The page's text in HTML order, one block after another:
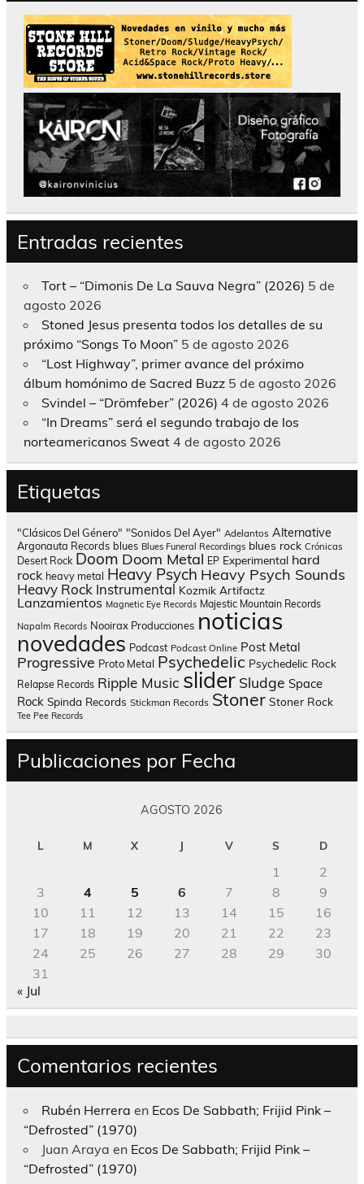
Entradas recientes
Tort – “Dimonis De La Sauva Negra” (2026) 5 de
agosto 2026
Stoned Jesus presenta todos los detalles de su
próximo “Songs To Moon” 5 de agosto 2026
“Lost Highway”, primer avance del próximo
álbum homónimo de Sacred Buzz 5 de agosto 2026
Svindel – “Drömfeber” (2026) 4 de agosto 2026
“In Dreams” será el segundo trabajo de los
norteamericanos Sweat 4 de agosto 2026
Etiquetas
"Clásicos Del Género" "Sonidos Del Ayer" Adelantos Alternative
Argonauta Records blues Blues Funeral Recordings blues rock Crónicas
Desert Rock Doom Doom Metal EP Experimental hard
rock heavy metal Heavy Psych Heavy Psych Sounds
Heavy Rock Instrumental Kozmik Artifactz
Lanzamientos Magnetic Eye Records Majestic Mountain Records
Napalm Records Nooirax Producciones noticias
novedades Podcast Podcast Online Post Metal
Progressive Proto Metal Psychedelic Psychedelic Rock
Relapse Records Ripple Music slider Sludge Space
Rock Spinda Records Stickman Records Stoner Stoner Rock
Tee Pee Records
Publicaciones por Fecha
AGOSTO 2026
L M X J V S D
1
2
3
4 5 6 7 8
9
10
11 12 13 14 15
16
17
18 19 20 21 22
23
24
25 26 27 28 29
30
31
« Jul
Comentarios recientes
Rubén Herrera en Ecos De Sabbath; Frijid Pink –
“Defrosted” (1970)
Juan Araya en Ecos De Sabbath; Frijid Pink –
“Defrosted” (1970)